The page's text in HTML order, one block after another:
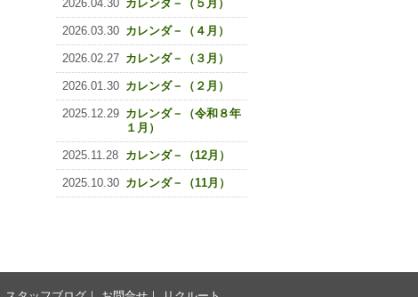
2026.04.30 カレンダ－（５月）
2026.03.30 カレンダ－（４月）
2026.02.27 カレンダ－（３月）
2026.01.30 カレンダ－（２月）
2025.12.29 カレンダ－（令和８年
１月）
2025.11.28 カレンダ－（12月）
2025.10.30 カレンダ－（11月）